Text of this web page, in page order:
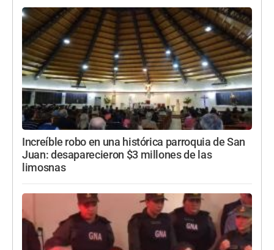
Increíble robo en una histórica parroquia de San
Juan: desaparecieron $3 millones de las
limosnas